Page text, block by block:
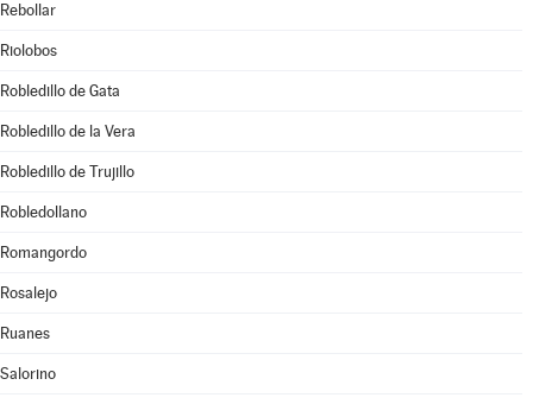
Rebollar
Riolobos
Robledillo de Gata
Robledillo de la Vera
Robledillo de Trujillo
Robledollano
Romangordo
Rosalejo
Ruanes
Salorino